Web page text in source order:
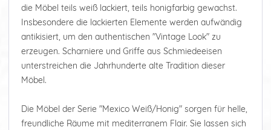
die Möbel teils weiß lackiert, teils honigfarbig gewachst.
Insbesondere die lackierten Elemente werden aufwändig
antikisiert, um den authentischen "Vintage Look" zu
erzeugen. Scharniere und Griffe aus Schmiedeeisen
unterstreichen die Jahrhunderte alte Tradition dieser
Möbel.
Die Möbel der Serie "Mexico Weiß/Honig" sorgen für helle,
freundliche Räume mit mediterranem Flair. Sie lassen sich